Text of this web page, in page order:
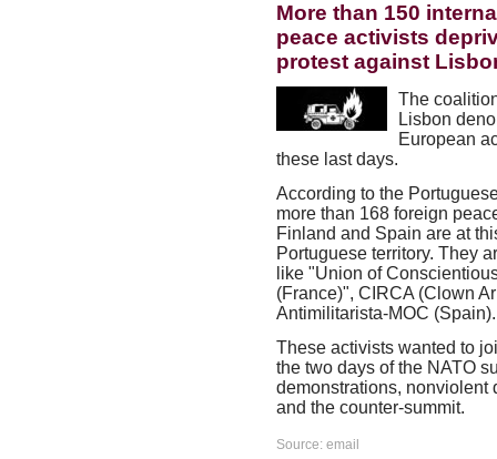
More than 150
peace activists
protest against
The
Lisbon
European
these last days.
According to the
more than 168 foreign
Finland and Spain are at
Portuguese territory. They
like "Union of
(France)", CIRCA (Clown
Antimilitarista-MOC (Spain).
These activists wanted to
the two days of the NATO
demonstrations, nonviolent
and the counter-summit.
Source: email